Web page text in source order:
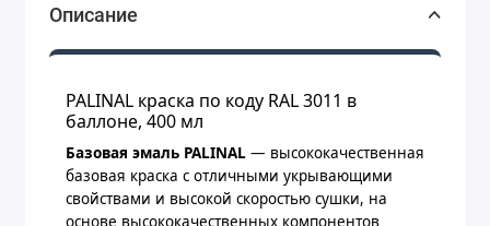
Описание
PALINAL краска по коду RAL 3011 в
баллоне, 400 мл
Базовая эмаль PALINAL — высококачественная
базовая краска с отличными укрывающими
свойствами и высокой скоростью сушки, на
основе высококачественных компонентов